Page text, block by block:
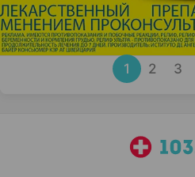
1 2 3